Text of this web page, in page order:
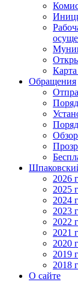
Обращения
2026
2025
2024
2023
2022
2021
2020
2019
2018
О сайте